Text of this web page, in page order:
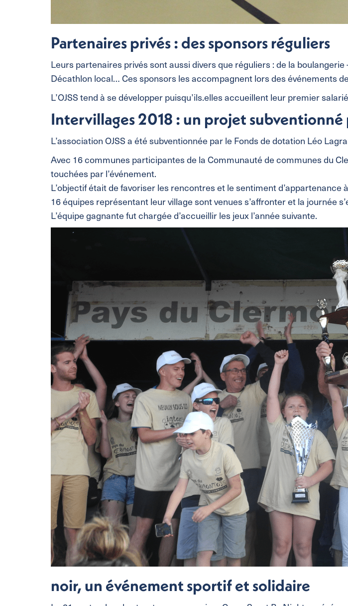
Partenaires privés : des sponsors réguliers
Leurs partenaires privés sont aussi divers que réguliers : de la
Décathlon local… Ces sponsors les accompagnent lors des événements
L’OJSS tend à se développer puisqu’ils.elles accueillent leur premier
Intervillages 2018 : un projet subventionné
L’association OJSS a été subventionnée par le Fonds de dotation Léo
Avec 16 communes participantes de la Communauté de communes du
touchées par l’événement.
L’objectif était de favoriser les rencontres et le sentiment
16 équipes représentant leur village sont venues s’affronter et la journée
L’équipe gagnante fut chargée d’accueillir les jeux l’année suivante.
noir, un événement sportif et solidaire